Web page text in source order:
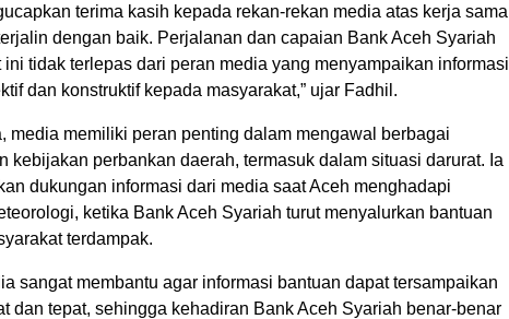
terima kasih kepada rekan-rekan media atas kerja sama
dengan baik. Perjalanan dan capaian Bank Aceh Syariah
ini tidak terlepas dari peran media yang menyampaikan informasi
dan konstruktif kepada masyarakat,” ujar Fadhil.
media memiliki peran penting dalam mengawal berbagai
kebijakan perbankan daerah, termasuk dalam situasi darurat. Ia
dukungan informasi dari media saat Aceh menghadapi
ketika Bank Aceh Syariah turut menyalurkan bantuan
terdampak.
sangat membantu agar informasi bantuan dapat tersampaikan
dan tepat, sehingga kehadiran Bank Aceh Syariah benar-benar